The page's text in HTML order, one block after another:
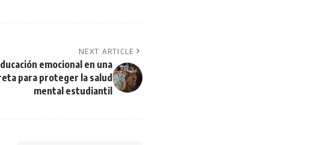
NEXT ARTICLE
emocional en una
para proteger la salud
mental estudiantil